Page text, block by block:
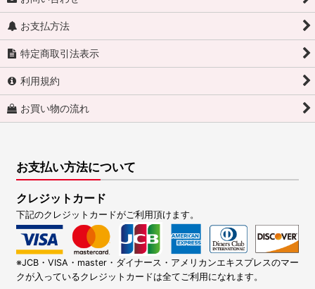
お支払方法
特定商取引法表示
利用規約
お買い物の流れ
お支払い方法について
クレジットカード
下記のクレジットカードがご利用頂けます。
※JCB・VISA・master・ダイナース・アメリカンエキスプレスのマー
クが入っているクレジットカードは全てご利用になれます。